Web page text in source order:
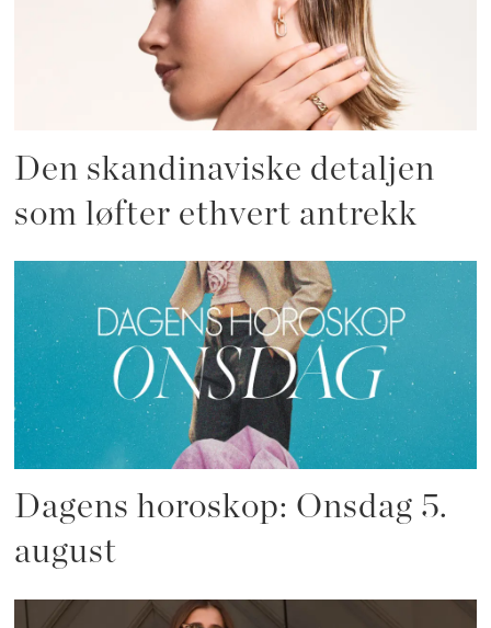
Den skandinaviske detaljen
som løfter ethvert antrekk
Dagens horoskop: Onsdag 5.
august